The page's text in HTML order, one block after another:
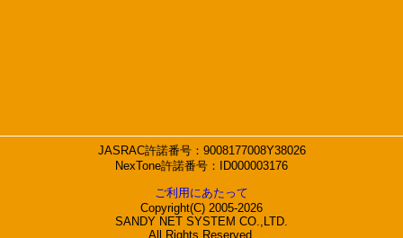
JASRAC許諾番号：9008177008Y38026
NexTone許諾番号：ID000003176
ご利用にあたって
Copyright(C) 2005-2026
SANDY NET SYSTEM CO.,LTD.
All Rights Reserved.